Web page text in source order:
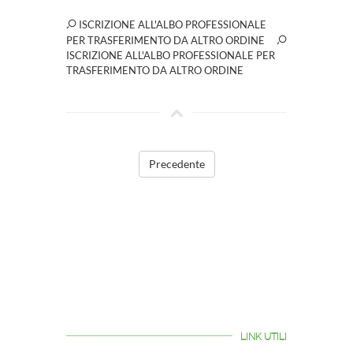
ISCRIZIONE ALL'ALBO PROFESSIONALE
PER TRASFERIMENTO DA ALTRO ORDINE
ISCRIZIONE ALL'ALBO PROFESSIONALE PER
TRASFERIMENTO DA ALTRO ORDINE
Precedente
LINK UTILI